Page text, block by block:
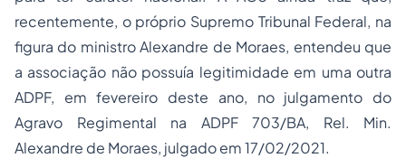
recentemente, o próprio Supremo Tribunal Federal, na
figura do ministro Alexandre de Moraes, entendeu que
a associação não possuía legitimidade em uma outra
ADPF, em fevereiro deste ano, no julgamento do
Agravo Regimental na ADPF 703/BA, Rel. Min.
Alexandre de Moraes, julgado em 17/02/2021.